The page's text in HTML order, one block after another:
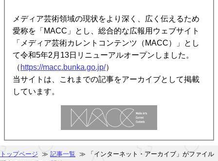
メディア芸術領域の現状をより深く、広く伝えるため
愛称を「MACC」とし、総合的な広報用ウェブサイト
「メディア芸術カレントコンテンツ（MACC）」とし
て令和5年2月13日リニューアルオープンしました。
（ https://macc.bunka.go.jp/）
当サイトは、これまでの記事をアーカイブとして掲載
しています。
トップページ ≫ 記事一覧 ≫ 「インターネット・アーカイブ」がファイル